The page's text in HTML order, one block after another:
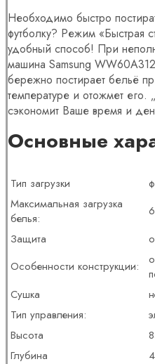
Необходимо быстро
футболку? Режим «Быстрая
удобный способ! При
машина Samsung
бережно постирает бельё
температуре и отожмет его.
сэкономит Ваше время и
Основные
Тип загрузки
Максимальная загрузка
белья:
Защита
Особенности конструкции:
Сушка
Тип управления:
Высота
Глубина